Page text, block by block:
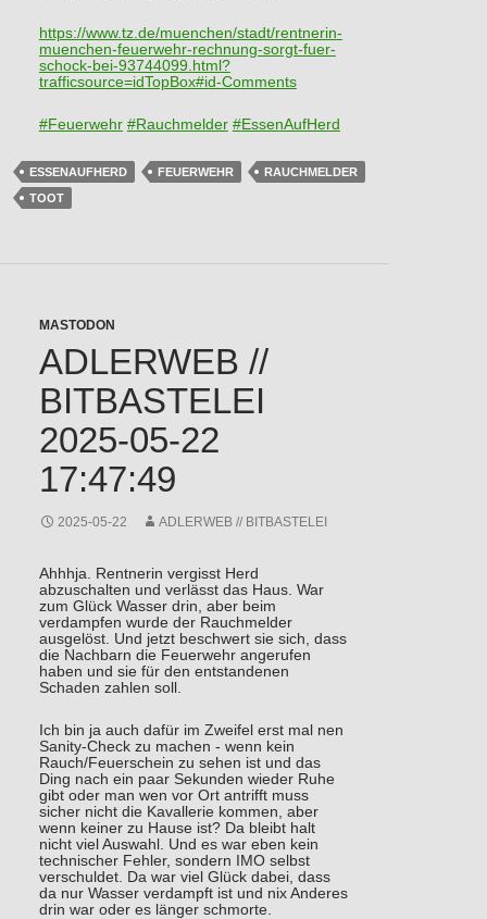
https://www. tz.de/muenchen/stadt/rentnerin-
muenchen-feuerwehr-rechnung-sorgt-fuer-
schock-bei-93744099.html?
trafficsource=idTopBox#id-Comments
#Feuerwehr #Rauchmelder #EssenAufHerd
ESSENAUFHERD FEUERWEHR
RAUCHMELDER
TOOT
MASTODON
ADLERWEB //
BITBASTELEI
2025-05-22
17:47:49
2025-05-22 ADLERWEB // BITBASTELEI
Ahhhja. Rentnerin vergisst Herd
abzuschalten und verlässt das Haus. War
zum Glück Wasser drin, aber beim
verdampfen wurde der Rauchmelder
ausgelöst. Und jetzt beschwert sie sich, dass
die Nachbarn die Feuerwehr angerufen
haben und sie für den entstandenen
Schaden zahlen soll.
Ich bin ja auch dafür im Zweifel erst mal nen
Sanity-Check zu machen - wenn kein
Rauch/Feuerschein zu sehen ist und das
Ding nach ein paar Sekunden wieder Ruhe
gibt oder man wen vor Ort antrifft muss
sicher nicht die Kavallerie kommen, aber
wenn keiner zu Hause ist? Da bleibt halt
nicht viel Auswahl. Und es war eben kein
technischer Fehler, sondern IMO selbst
verschuldet. Da war viel Glück dabei, dass
da nur Wasser verdampft ist und nix Anderes
drin war oder es länger schmorte.